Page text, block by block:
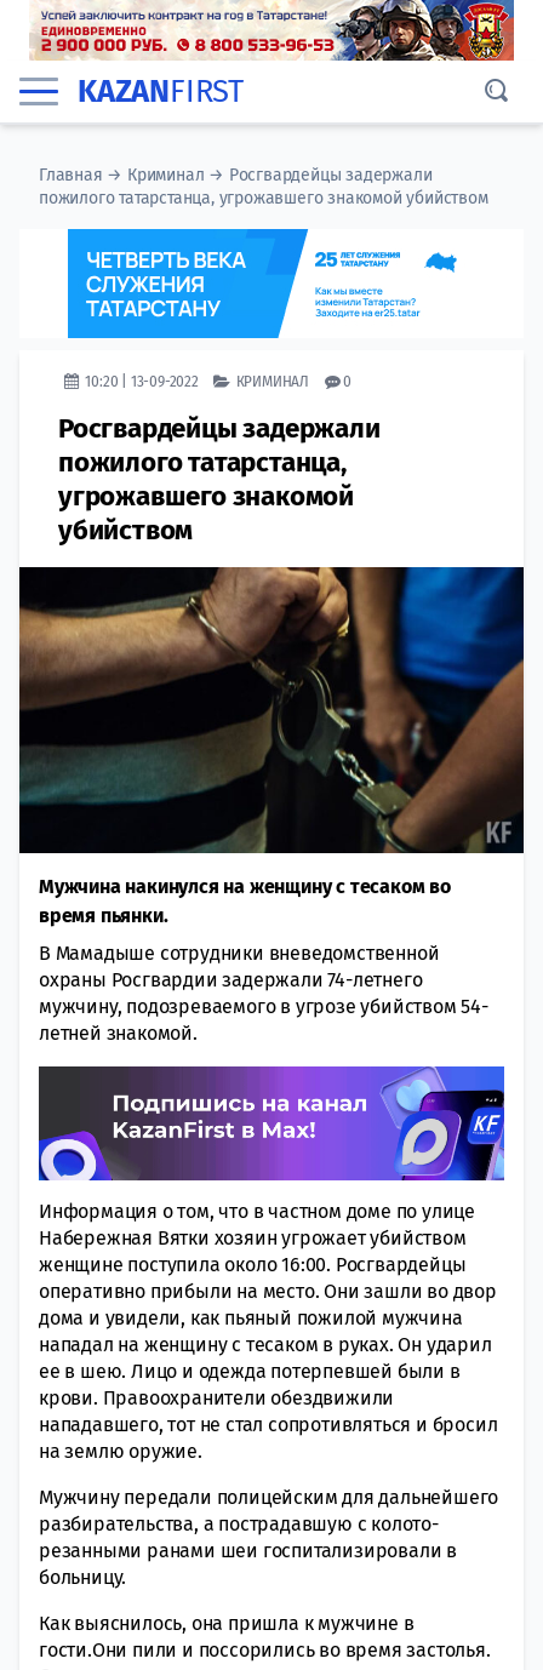
KAZANFIRST
Главная → Криминал → Росгвардейцы задержали
пожилого татарстанца, угрожавшего знакомой убийством
10:20 | 13-09-2022 КРИМИНАЛ 0
Росгвардейцы задержали
пожилого татарстанца,
угрожавшего знакомой
убийством
Мужчина накинулся на женщину с тесаком во
время пьянки.
В Мамадыше сотрудники вневедомственной
охраны Росгвардии задержали 74-летнего
мужчину, подозреваемого в угрозе убийством 54-
летней знакомой.
Информация о том, что в частном доме по улице
Набережная Вятки хозяин угрожает убийством
женщине поступила около 16:00. Росгвардейцы
оперативно прибыли на место. Они зашли во двор
дома и увидели, как пьяный пожилой мужчина
нападал на женщину с тесаком в руках. Он ударил
ее в шею. Лицо и одежда потерпевшей были в
крови. Правоохранители обездвижили
нападавшего, тот не стал сопротивляться и бросил
на землю оружие.
Мужчину передали полицейским для дальнейшего
разбирательства, а пострадавшую с колото-
резанными ранами шеи госпитализировали в
больницу.
Как выяснилось, она пришла к мужчине в
гости.Они пили и поссорились во время застолья.